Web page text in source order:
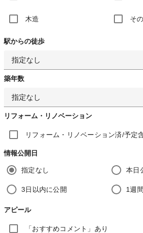
木造 そ
駅からの徒歩
指定なし
築年数
指定なし
リフォーム・リノベーション
リフォーム・リノベーション済/予定
情報公開日
指定なし 本日
3日以内に公開 1週
アピール
「おすすめコメント」あり